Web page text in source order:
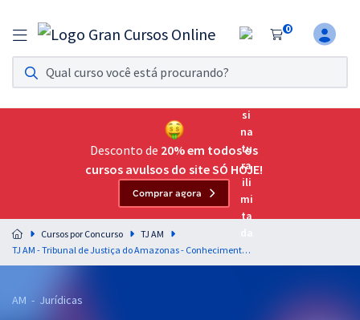
0
Assinatura Ilimitada 11
Acesso a todos os cursos. Teste grátis por 7 dias!
Assinatura OAB Até Passar
Acesso ilimitado a toda preparação para o Exame da
Residências Multiprofissionais
Preparação completa e intensiva para as principais
residências em saúde do Brasil
Desconto de 20% em todos os
cursos avulsos do site SÓ HOJE!
Comprar agora
Cursos por Concurso
TJ AM
TJ AM - Tribunal de Justiça do Amazonas - Conhecimentos Básicos para o Cargo de Analista Judiciário – Especialidade: Oficial de Justiça Avaliador
AM - Jurídicas